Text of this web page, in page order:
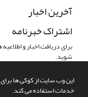
این وب سایت از کوکی ها برای
خدمات استفاده می کند.
آخرین اخبار
اشتراک خبرنامه
برای دریافت اخبار و
شوید.